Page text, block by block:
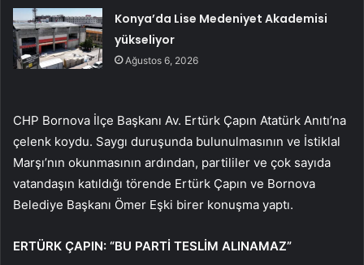
Konya’da Lise Medeniyet Akademisi
yükseliyor
Ağustos 6, 2026
CHP Bornova İlçe Başkanı Av. Ertürk Çapın Atatürk Anıtı’na
çelenk koydu. Saygı duruşunda bulunulmasının ve İstiklal
Marşı’nın okunmasının ardından, partililer ve çok sayıda
vatandaşın katıldığı törende Ertürk Çapın ve Bornova
Belediye Başkanı Ömer Eşki birer konuşma yaptı.
ERTÜRK ÇAPIN: “BU PARTİ TESLİM ALINAMAZ”